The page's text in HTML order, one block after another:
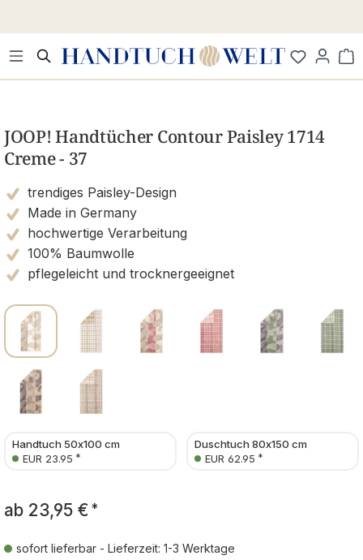
JOOP! Handtücher Contour Paisley 1714
Creme - 37
trendiges Paisley-Design
Made in Germany
hochwertige Verarbeitung
100% Baumwolle
pflegeleicht und trocknergeeignet
Handtuch 50x100 cm
EUR 23.95 *
Duschtuch 80x150 cm
EUR 62.95 *
ab 23,95 € *
sofort lieferbar - Lieferzeit: 1-3 Werktage